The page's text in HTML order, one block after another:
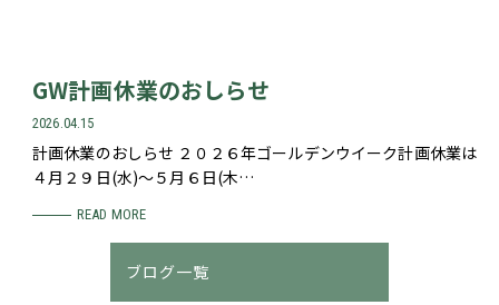
GW計画休業のおしらせ
2026.04.15
計画休業のおしらせ ２０２６年ゴールデンウイーク計画休業は
４月２９日(水)～５月６日(木…
READ MORE
ブログ一覧